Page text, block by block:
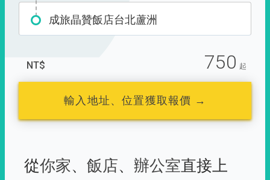
成旅晶贊飯店台北蘆洲
NT$ 750 起
輸入地址、位置獲取報價 →
從你家、 飯店、 辦公室直接上